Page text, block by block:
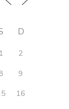
D
1
2
9
16